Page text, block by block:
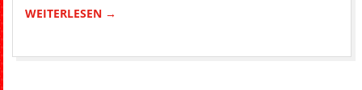
WEITERLESEN →